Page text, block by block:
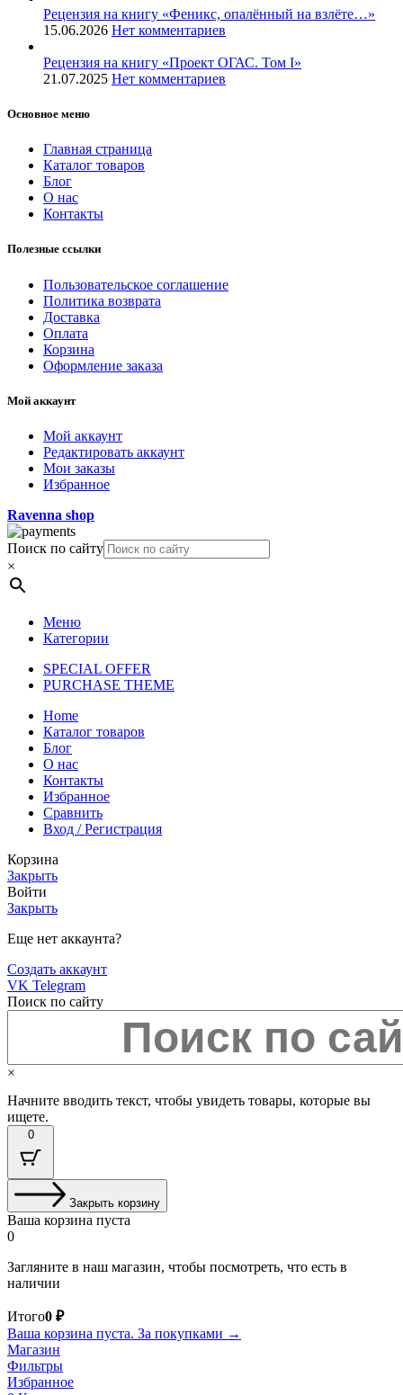
Рецензия на книгу «Феникс, опалённый на взлёте…»
15.06.2026 Нет комментариев
Рецензия на книгу «Проект ОГАС. Том I»
21.07.2025 Нет комментариев
Основное меню
Главная страница
Каталог товаров
Блог
О нас
Контакты
Полезные ссылки
Пользовательское соглашение
Политика возврата
Доставка
Оплата
Корзина
Оформление заказа
Мой аккаунт
Мой аккаунт
Редактировать аккаунт
Мои заказы
Избранное
Ravenna shop
Поиск по сайту
×
Меню
Категории
SPECIAL OFFER
PURCHASE THEME
Home
Каталог товаров
Блог
О нас
Контакты
Избранное
Сравнить
Вход / Регистрация
Корзина
Закрыть
Войти
Закрыть
Еще нет аккаунта?
Создать аккаунт
VK Telegram
Поиск по сайту
×
Начните вводить текст, чтобы увидеть товары, которые вы
ищете.
0
Закрыть корзину
Ваша корзина пуста
0
Загляните в наш магазин, чтобы посмотреть, что есть в
наличии
Сумма
корзины:
Итого0 ₽
Ваша корзина пуста. За покупками →
Магазин
Фильтры
Избранное